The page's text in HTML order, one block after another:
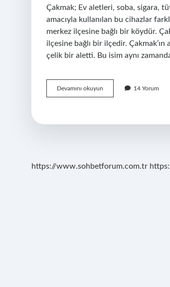
Çakmak; Ev aletleri, soba, sigara,
amacıyla kullanılan bu cihazlar
merkez ilçesine bağlı bir köydür.
ilçesine bağlı bir ilçedir.
çelik bir aletti. Bu isim aynı
Devamını okuyun
Hangi
14 Yorum
https://www.sohbetforum.com.tr